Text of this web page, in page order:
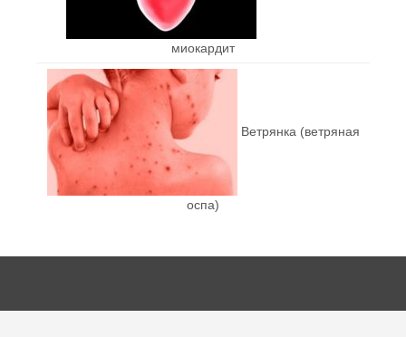
миокардит
Ветрянка (ветряная
оспа)